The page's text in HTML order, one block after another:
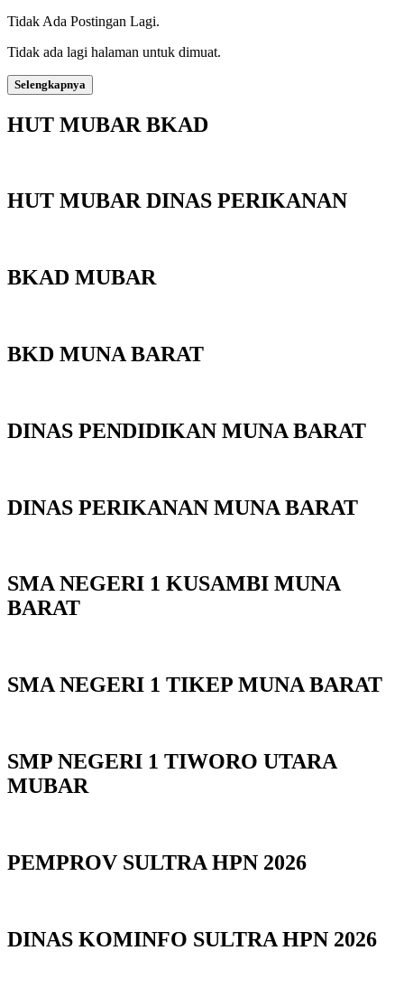
Tidak Ada Postingan Lagi.
Tidak ada lagi halaman untuk dimuat.
Selengkapnya
HUT MUBAR BKAD
HUT MUBAR DINAS PERIKANAN
BKAD MUBAR
BKD MUNA BARAT
DINAS PENDIDIKAN MUNA BARAT
DINAS PERIKANAN MUNA BARAT
SMA NEGERI 1 KUSAMBI MUNA
BARAT
SMA NEGERI 1 TIKEP MUNA BARAT
SMP NEGERI 1 TIWORO UTARA
MUBAR
PEMPROV SULTRA HPN 2026
DINAS KOMINFO SULTRA HPN 2026